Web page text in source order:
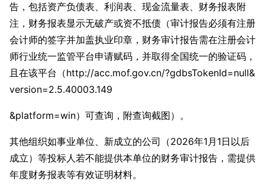
告，包括资产负债表、利润表、现金流量表、财务报表附
注，财务报表显示无破产或资不抵债（审计报告必须有注册
会计师的签字并加盖执业印章，财务审计报告需在注册会计
师行业统一监管平台申请赋码，并取得全国统一的验证码，
且在该平台（http://acc.mof.gov.cn/?gdbsTokenId=null&
version=2.5.40003.149
&platform=win）可查询，附查询截图）。
其他组织如事业单位、新成立的公司（2026年1月1日以后
成立）等投标人若不能提供本单位的财务审计报告，需提供
年度财务报表等有效证明材料。